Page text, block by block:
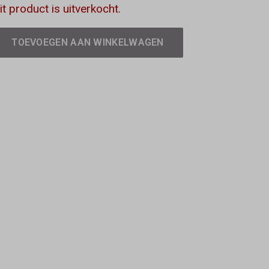
product is uitverkocht.
TOEVOEGEN AAN WINKELWAGEN